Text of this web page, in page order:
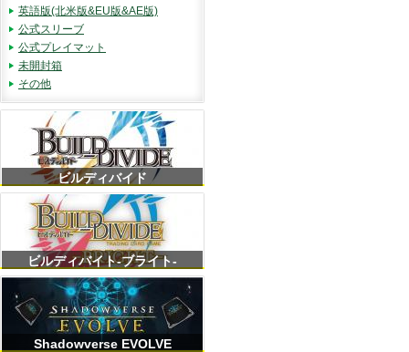
英語版(北米版&EU版&AE版)
公式スリーブ
公式プレイマット
未開封箱
その他
ビルディバイド
ビルディバイト-ブライト-
Shadowverse EVOLVE